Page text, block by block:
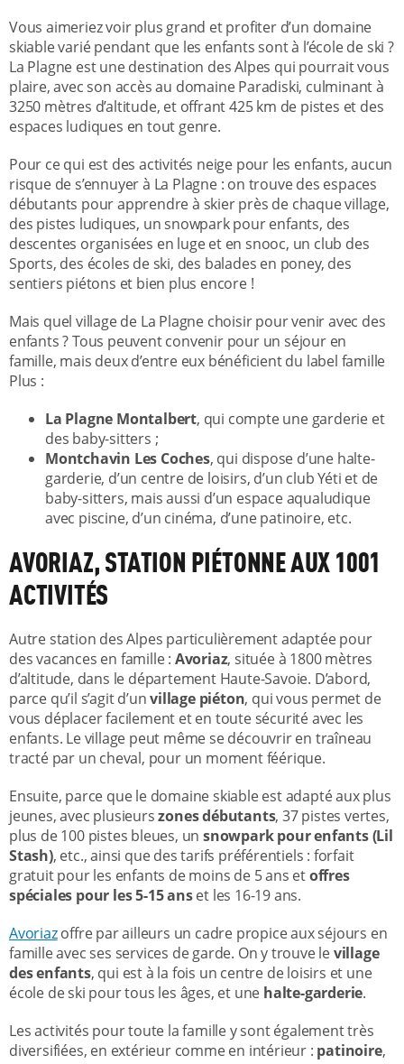
Vous aimeriez voir plus grand et profiter d’un domaine
skiable varié pendant que les enfants sont à l’école de ski ?
La Plagne est une destination des Alpes qui pourrait vous
plaire, avec son accès au domaine Paradiski, culminant à
3250 mètres d’altitude, et offrant 425 km de pistes et des
espaces ludiques en tout genre.
Pour ce qui est des activités neige pour les enfants, aucun
risque de s’ennuyer à La Plagne : on trouve des espaces
débutants pour apprendre à skier près de chaque village,
des pistes ludiques, un snowpark pour enfants, des
descentes organisées en luge et en snooc, un club des
Sports, des écoles de ski, des balades en poney, des
sentiers piétons et bien plus encore !
Mais quel village de La Plagne choisir pour venir avec des
enfants ? Tous peuvent convenir pour un séjour en
famille, mais deux d’entre eux bénéficient du label famille
Plus :
La Plagne Montalbert, qui compte une garderie et
des baby-sitters ;
Montchavin Les Coches, qui dispose d’une halte-
garderie, d’un centre de loisirs, d’un club Yéti et de
baby-sitters, mais aussi d’un espace aqualudique
avec piscine, d’un cinéma, d’une patinoire, etc.
AVORIAZ, STATION PIÉTONNE AUX 1001
ACTIVITÉS
Autre station des Alpes particulièrement adaptée pour
des vacances en famille : Avoriaz, située à 1800 mètres
d’altitude, dans le département Haute-Savoie. D’abord,
parce qu’il s’agit d’unvillage piéton, qui vous permet de
vous déplacer facilement et en toute sécurité avec les
enfants. Le village peut même se découvrir en traîneau
tracté par un cheval, pour un moment féérique.
Ensuite, parce que le domaine skiable est adapté aux plus
jeunes, avec plusieurszones débutants, 37 pistes vertes,
plus de 100 pistes bleues, unsnowpark pour enfants (Lil
Stash), etc., ainsi que des tarifs préférentiels : forfait
gratuit pour les enfants de moins de 5 ans etoffres
spéciales pour les 5-15 anset les 16-19 ans.
Avoriazoffre par ailleurs un cadre propice aux séjours en
famille avec ses services de garde. On y trouve levillage
des enfants, qui est à la fois un centre de loisirs et une
école de ski pour tous les âges, et une halte-garderie.
Les activités pour toute la famille y sont également très
diversifiées, en extérieur comme en intérieur : patinoire,